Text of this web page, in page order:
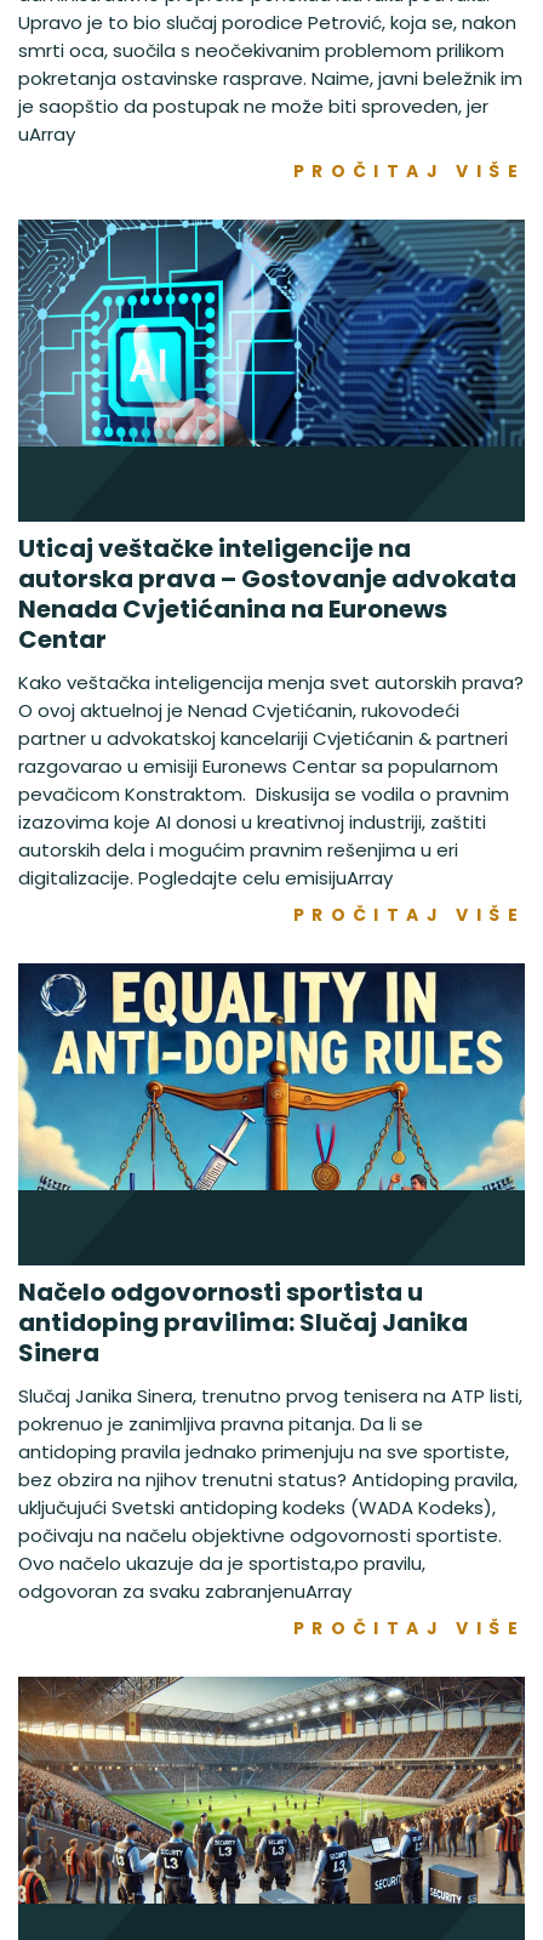
Upravo je to bio slučaj porodice Petrović, koja se, nakon
smrti oca, suočila s neočekivanim problemom prilikom
pokretanja ostavinske rasprave. Naime, javni beležnik im
je saopštio da postupak ne može biti sproveden, jer
uArray
PROČITAJ VIŠE
Uticaj veštačke inteligencije na
autorska prava – Gostovanje advokata
Nenada Cvjetićanina na Euronews
Centar
Kako veštačka inteligencija menja svet autorskih prava?
O ovoj aktuelnoj je Nenad Cvjetićanin, rukovodeći
partner u advokatskoj kancelariji Cvjetićanin & partneri
razgovarao u emisiji Euronews Centar sa popularnom
pevačicom Konstraktom. Diskusija se vodila o pravnim
izazovima koje AI donosi u kreativnoj industriji, zaštiti
autorskih dela i mogućim pravnim rešenjima u eri
digitalizacije. Pogledajte celu emisijuArray
PROČITAJ VIŠE
Načelo odgovornosti sportista u
antidoping pravilima: Slučaj Janika
Sinera
Slučaj Janika Sinera, trenutno prvog tenisera na ATP listi,
pokrenuo je zanimljiva pravna pitanja. Da li se
antidoping pravila jednako primenjuju na sve sportiste,
bez obzira na njihov trenutni status? Antidoping pravila,
uključujući Svetski antidoping kodeks (WADA Kodeks),
počivaju na načelu objektivne odgovornosti sportiste.
Ovo načelo ukazuje da je sportista,po pravilu,
odgovoran za svaku zabranjenuArray
PROČITAJ VIŠE